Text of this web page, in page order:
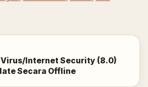
Internet Security (8.0)
Secara Offline